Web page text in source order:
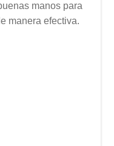
manos para
manera efectiva.